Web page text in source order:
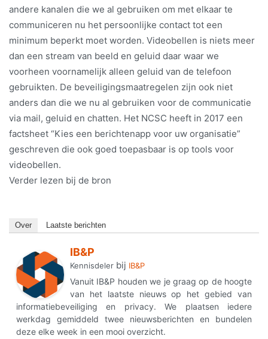
andere kanalen die we al gebruiken om met elkaar te
communiceren nu het persoonlijke contact tot een
minimum beperkt moet worden. Videobellen is niets meer
dan een stream van beeld en geluid daar waar we
voorheen voornamelijk alleen geluid van de telefoon
gebruikten. De beveiligingsmaatregelen zijn ook niet
anders dan die we nu al gebruiken voor de communicatie
via mail, geluid en chatten. Het NCSC heeft in 2017 een
factsheet “Kies een berichtenapp voor uw organisatie”
geschreven die ook goed toepasbaar is op tools voor
videobellen.
Verder lezen bij de bron
Over Laatste berichten
IB&P
Kennisdeler bij IB&P
Vanuit IB&P houden we je graag op de hoogte
van het laatste nieuws op het gebied van
informatiebeveiliging en privacy. We plaatsen iedere
werkdag gemiddeld twee nieuwsberichten en bundelen
deze elke week in een mooi overzicht.